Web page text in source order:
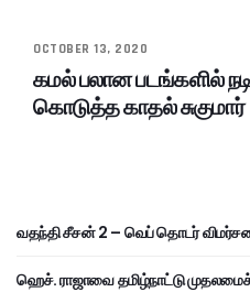
OCTOBER 13, 2020
கமல் பலான படங்களில்
கொடுத்த காதல் சுகுமார்
வதந்தி சீசன் 2 – வெப் தொடர்
ஹெச். ராஜாவை தமிழ்நாட்டு